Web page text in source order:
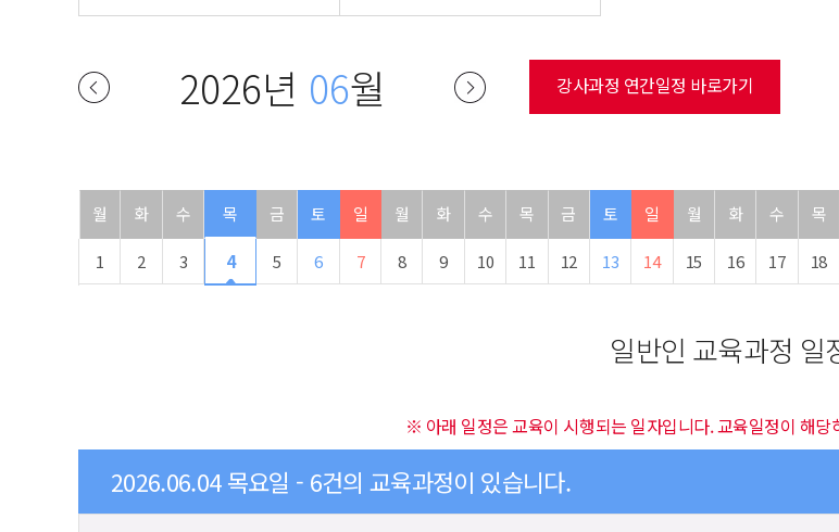
2026년 06월 강사과정 연간일정 바로가기
월 화 수 목 금 토 일 월 화 수 목 금 토 일 월 화 수 목
1 2 3 4 5 6 7 8 9 10 11 12 13 14 15 16 17 18
일반인 교육과정 일
※ 아래 일정은 교육이 시행되는 일자입니다. 교육일정이 해당
2026.06.04 목요일 - 6건의 교육과정이 있습니다.